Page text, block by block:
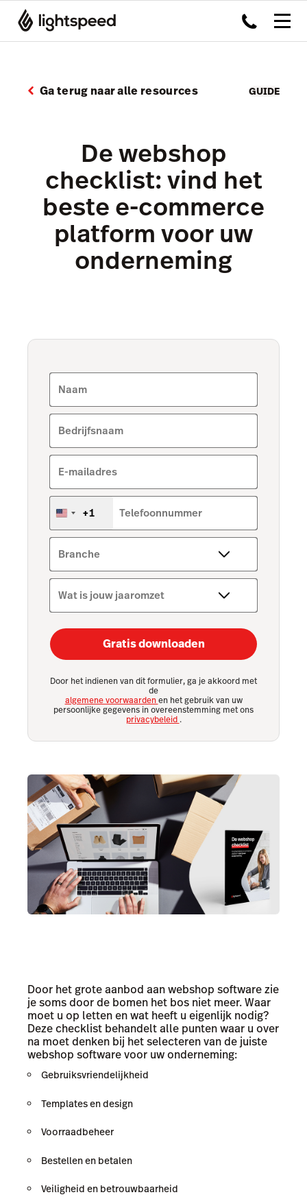
Ga terug naar alle resources GUIDE
De webshop
checklist: vind het
beste e-commerce
platform voor uw
onderneming
Naam
Bedrijfsnaam
E-mailadres
Verenigde
+1
+1 Telefoonnummer
Branche
Wat is jouw jaaromzet
Gratis downloaden
Door het indienen van dit formulier, ga je akkoord met
de
algemene voorwaardenen het gebruik van uw
persoonlijke gegevens in overeenstemming met ons
privacybeleid .
Door het grote aanbod aan webshop software zie
je soms door de bomen het bos niet meer. Waar
moet u op letten en wat heeft u eigenlijk nodig?
Deze checklist behandelt alle punten waar u over
na moet denken bij het selecteren van de juiste
webshop software voor uw onderneming:
Gebruiksvriendelijkheid
Templates en design
Voorraadbeheer
Bestellen en betalen
Veiligheid en betrouwbaarheid